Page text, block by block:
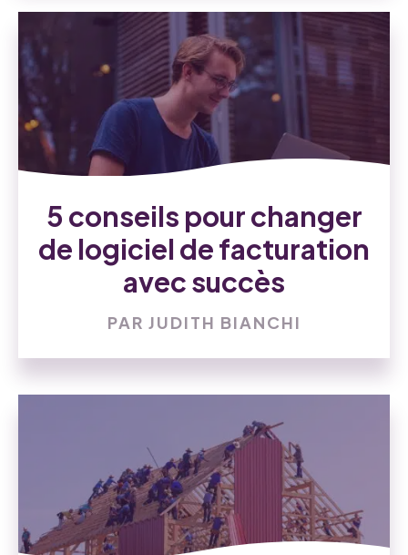
5 conseils pour changer
de logiciel de facturation
avec succès
PAR JUDITH BIANCHI